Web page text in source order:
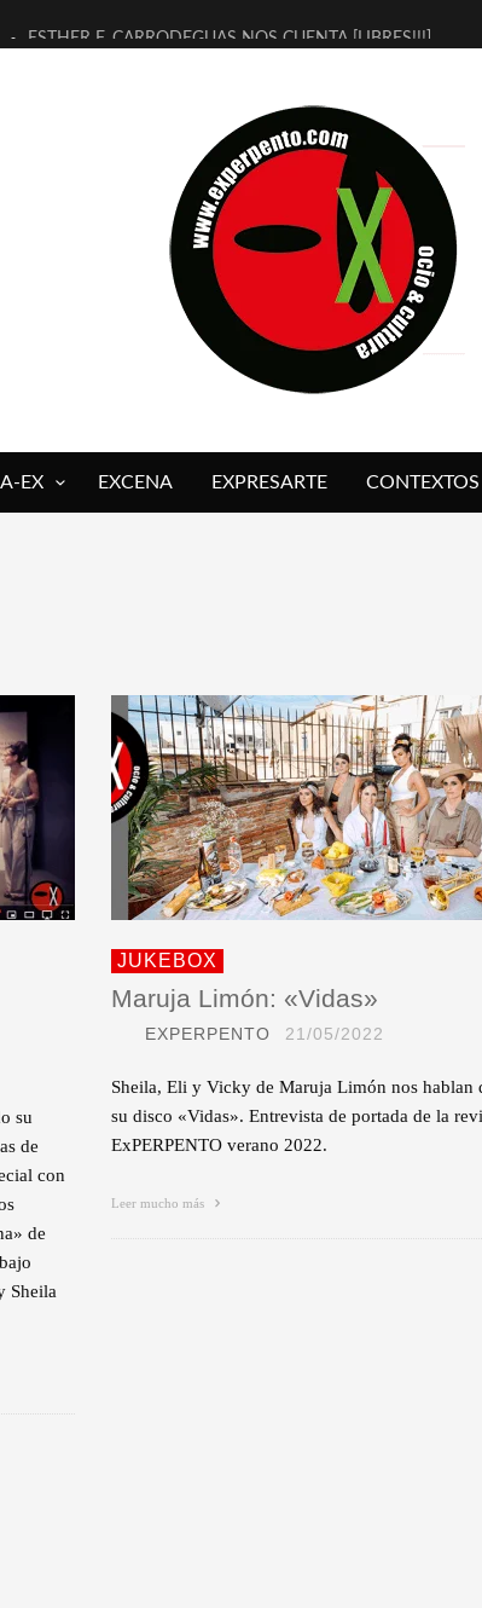
ESTHER F. CARRODEGUAS NOS CUENTA [LIBRES!!!]
[ELECTRA JONDA] DE JUAN GUERRERO ZAMORA
TIMBRE 4, LA ESCUELA DEL DIRECTOR TEATRAL
30 AÑOS (NO ES NADA) DE LA KATARSIS DEL TOMATAZO
MILITARES JUDÍAS EN #EXVITA
D’BALDOMEROS REINVENTAN [BITÁCORA 3.0] EN EXVITA
MARSHALL FLASH PRESENTA EN EXVITA [RELATIVA
JOFRE BARDAGÍ EN EXVITA INTERPRETANDO A SERRAT
EX EXCENA EXPRESARTE CONTEXTOS
su
de
con
de
Sheila
JUKEBOX
Maruja Limón: «Vidas»
EXPERPENTO 21/05/2022
Sheila, Eli y Vicky de Maruja Limón nos hablan
su disco «Vidas». Entrevista de portada de la
ExPERPENTO verano 2022.
Leer mucho más